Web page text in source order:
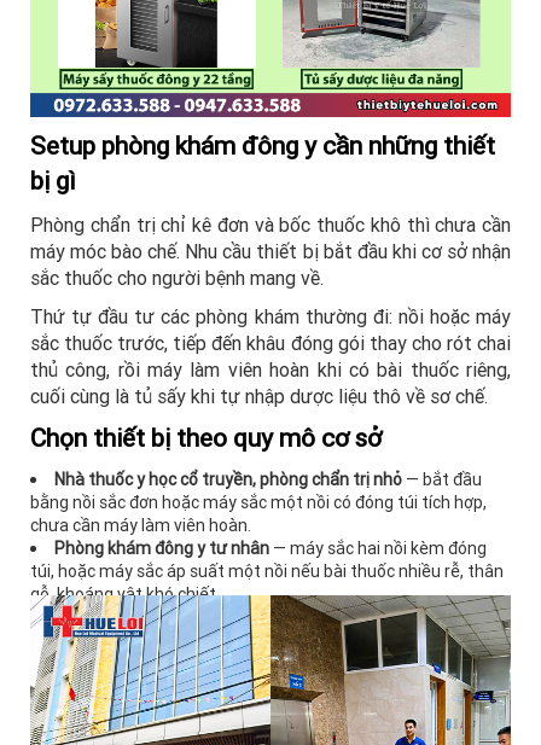
Setup phòng khám đông y cần những thiết
bị gì
Phòng chẩn trị chỉ kê đơn và bốc thuốc khô thì chưa cần
máy móc bào chế. Nhu cầu thiết bị bắt đầu khi cơ sở nhận
sắc thuốc cho người bệnh mang về.
Thứ tự đầu tư các phòng khám thường đi: nồi hoặc máy
sắc thuốc trước, tiếp đến khâu đóng gói thay cho rót chai
thủ công, rồi máy làm viên hoàn khi có bài thuốc riêng,
cuối cùng là tủ sấy khi tự nhập dược liệu thô về sơ chế.
Chọn thiết bị theo quy mô cơ sở
Nhà thuốc y học cổ truyền, phòng chẩn trị nhỏ — bắt đầu
bằng nồi sắc đơn hoặc máy sắc một nồi có đóng túi tích hợp,
chưa cần máy làm viên hoàn.
Phòng khám đông y tư nhân — máy sắc hai nồi kèm đóng
túi, hoặc máy sắc áp suất một nồi nếu bài thuốc nhiều rễ, thân
gỗ, khoáng vật khó chiết.
Khoa y học cổ truyền bệnh viện, cơ sở sắc thuốc dịch vụ—
máy ba nồi, hoặc trọn bộ máy sắc rời ghép máy đóng túi rời để
chạy song song hai công đoạn.
Nhà máy dược, cơ sở thực phẩm chức năng— máy làm viên
hoàn công suất lớn và nồi bao áo, đánh bóng viên từ đường
kính 600 mm trở lên.